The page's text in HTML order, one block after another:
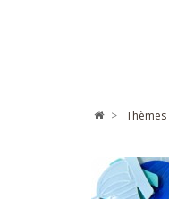
> thèmes